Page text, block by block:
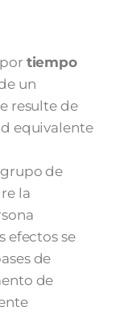
tiempo
un
resulte de
equivalente
de
la
efectos se
de
de